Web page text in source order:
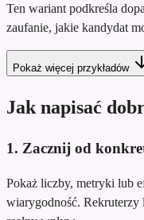
Ten wariant podkreśla
zaufanie, jakie kandydat
Pokaż więcej przykładów
Jak napisać
1. Zacznij od
Pokaż liczby, metryki lub
wiarygodność. Rekruterzy